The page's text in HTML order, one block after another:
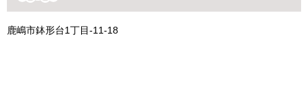
鹿嶋市鉢形台1丁目-11-18